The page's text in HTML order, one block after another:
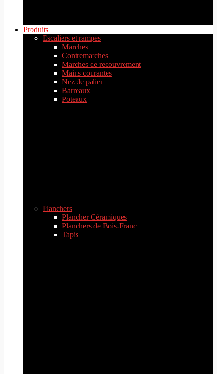
Produits
Escaliers et rampes
Marches
Contremarches
Marches de recouvrement
Mains courantes
Nez de palier
Barreaux
Poteaux
Planchers
Plancher Céramiques
Planchers de Bois-Franc
Tapis